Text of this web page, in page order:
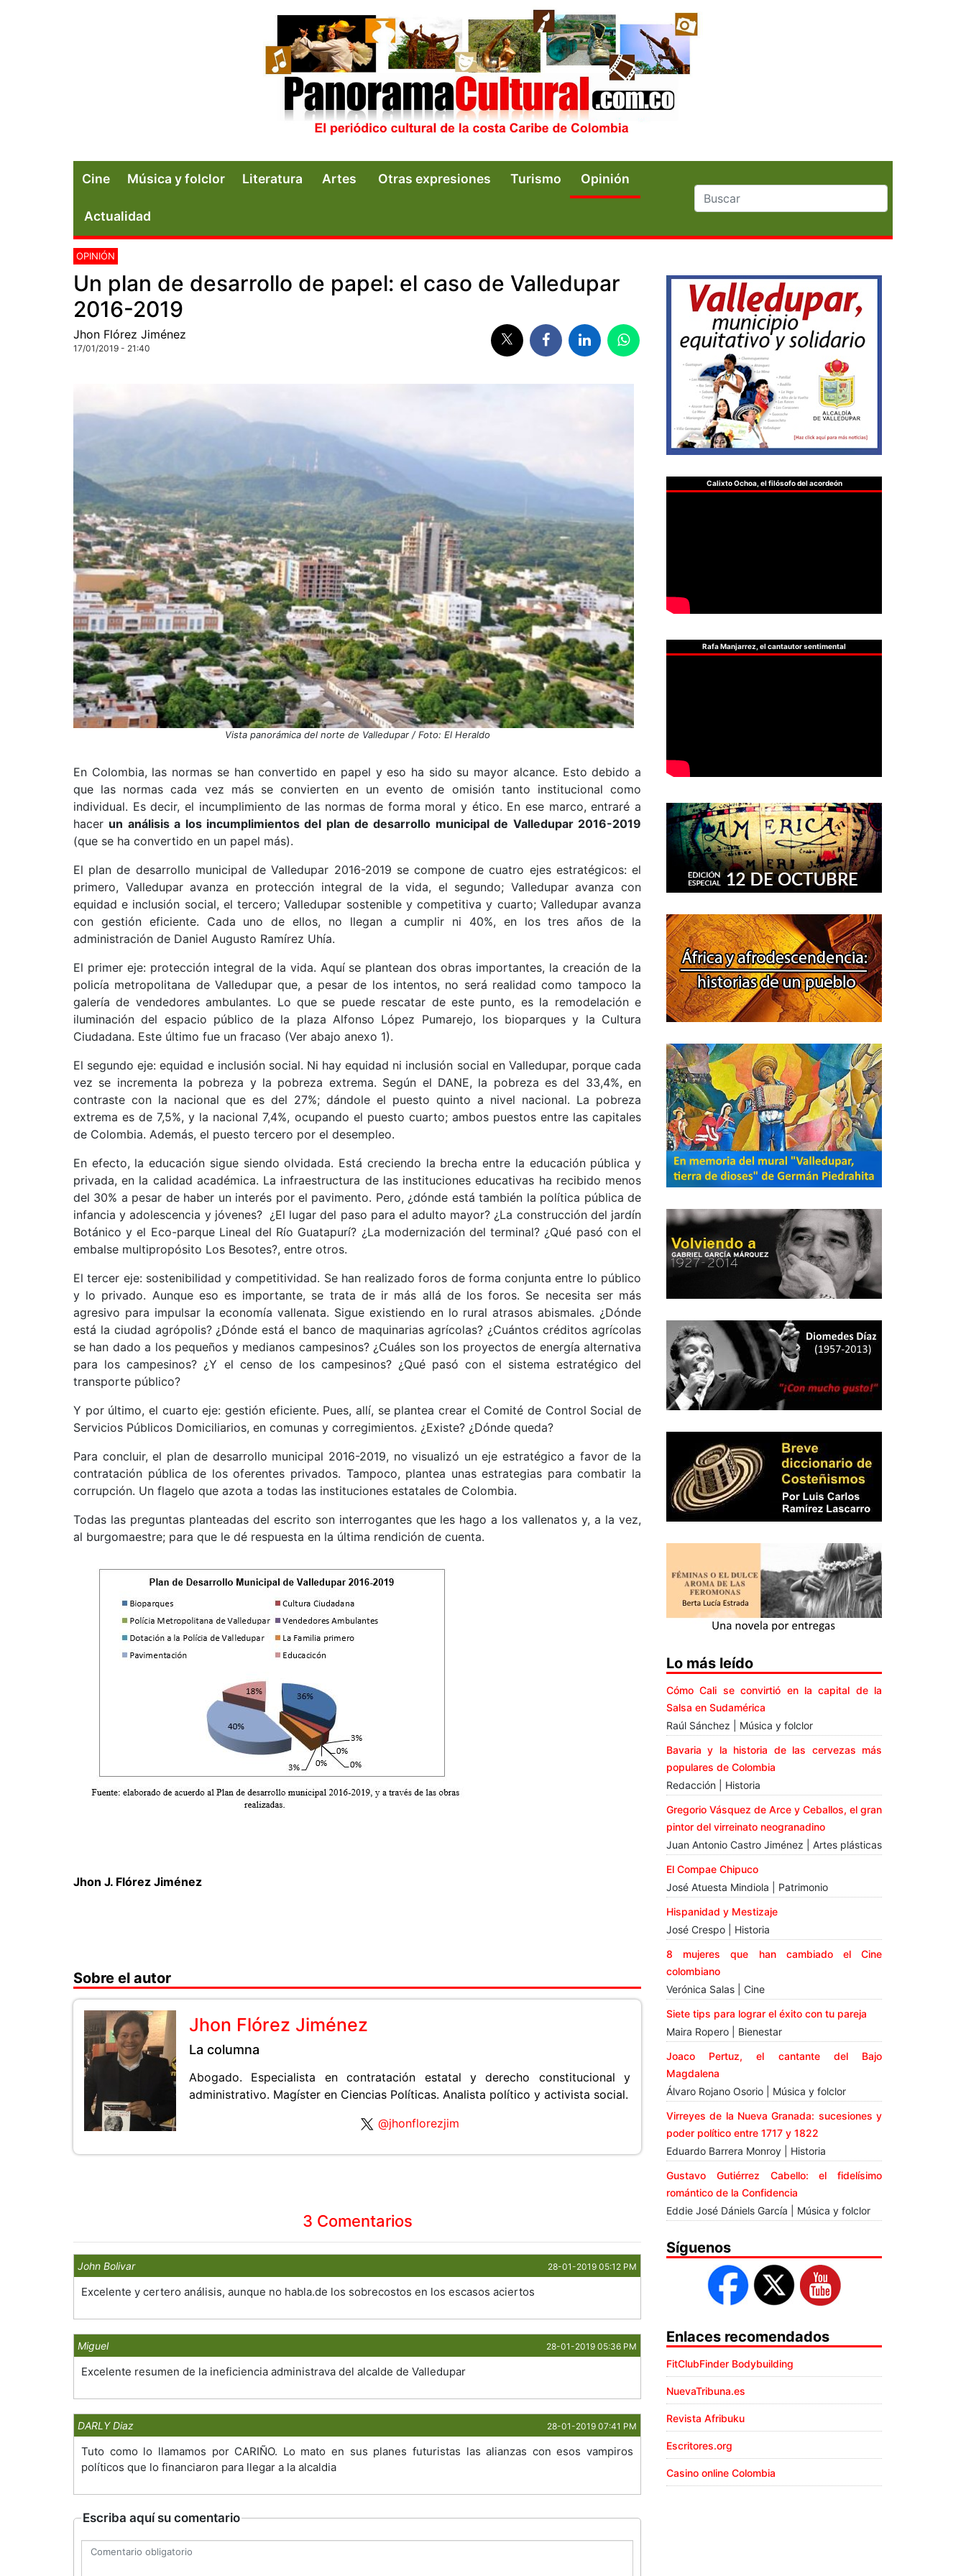
Cine Música y folclor Literatura Artes Otras expresiones Turismo Opinión
Actualidad
OPINIÓN
Un plan de desarrollo de papel: el caso de Valledupar
2016-2019
Jhon Flórez Jiménez
17/01/2019 - 21:40
Vista panorámica del norte de Valledupar / Foto: El Heraldo
En Colombia, las normas se han convertido en papel y eso ha sido su mayor alcance. Esto debido a
que las normas cada vez más se convierten en un evento de omisión tanto institucional como
individual. Es decir, el incumplimiento de las normas de forma moral y ético. En ese marco, entraré a
hacer un análisis a los incumplimientos del plan de desarrollo municipal de Valledupar 2016-2019
(que se ha convertido en un papel más).
El plan de desarrollo municipal de Valledupar 2016-2019 se compone de cuatro ejes estratégicos: el
primero, Valledupar avanza en protección integral de la vida, el segundo; Valledupar avanza con
equidad e inclusión social, el tercero; Valledupar sostenible y competitiva y cuarto; Valledupar avanza
con gestión eficiente. Cada uno de ellos, no llegan a cumplir ni 40%, en los tres años de la
administración de Daniel Augusto Ramírez Uhía.
El primer eje: protección integral de la vida. Aquí se plantean dos obras importantes, la creación de la
policía metropolitana de Valledupar que, a pesar de los intentos, no será realidad como tampoco la
galería de vendedores ambulantes. Lo que se puede rescatar de este punto, es la remodelación e
iluminación del espacio público de la plaza Alfonso López Pumarejo, los bioparques y la Cultura
Ciudadana. Este último fue un fracaso (Ver abajo anexo 1).
El segundo eje: equidad e inclusión social. Ni hay equidad ni inclusión social en Valledupar, porque cada
vez se incrementa la pobreza y la pobreza extrema. Según el DANE, la pobreza es del 33,4%, en
contraste con la nacional que es del 27%; dándole el puesto quinto a nivel nacional. La pobreza
extrema es de 7,5%, y la nacional 7,4%, ocupando el puesto cuarto; ambos puestos entre las capitales
de Colombia. Además, el puesto tercero por el desempleo.
En efecto, la educación sigue siendo olvidada. Está creciendo la brecha entre la educación pública y
privada, en la calidad académica. La infraestructura de las instituciones educativas ha recibido menos
del 30% a pesar de haber un interés por el pavimento. Pero, ¿dónde está también la política pública de
infancia y adolescencia y jóvenes? ¿El lugar del paso para el adulto mayor? ¿La construcción del jardín
Botánico y el Eco-parque Lineal del Río Guatapurí? ¿La modernización del terminal? ¿Qué pasó con el
embalse multipropósito Los Besotes?, entre otros.
El tercer eje: sostenibilidad y competitividad. Se han realizado foros de forma conjunta entre lo público
y lo privado. Aunque eso es importante, se trata de ir más allá de los foros. Se necesita ser más
agresivo para impulsar la economía vallenata. Sigue existiendo en lo rural atrasos abismales. ¿Dónde
está la ciudad agrópolis? ¿Dónde está el banco de maquinarias agrícolas? ¿Cuántos créditos agrícolas
se han dado a los pequeños y medianos campesinos? ¿Cuáles son los proyectos de energía alternativa
para los campesinos? ¿Y el censo de los campesinos? ¿Qué pasó con el sistema estratégico del
transporte público?
Y por último, el cuarto eje: gestión eficiente. Pues, allí, se plantea crear el Comité de Control Social de
Servicios Públicos Domiciliarios, en comunas y corregimientos. ¿Existe? ¿Dónde queda?
Para concluir, el plan de desarrollo municipal 2016-2019, no visualizó un eje estratégico a favor de la
contratación pública de los oferentes privados. Tampoco, plantea unas estrategias para combatir la
corrupción. Un flagelo que azota a todas las instituciones estatales de Colombia.
Todas las preguntas planteadas del escrito son interrogantes que les hago a los vallenatos y, a la vez,
al burgomaestre; para que le dé respuesta en la última rendición de cuenta.
Jhon J. Flórez Jiménez
Sobre el autor
Jhon Flórez Jiménez
La columna
Abogado. Especialista en contratación estatal y derecho constitucional y
administrativo. Magíster en Ciencias Políticas. Analista político y activista social.
@jhonflorezjim
3 Comentarios
John Bolivar 28-01-2019 05:12 PM
Excelente y certero análisis, aunque no habla.de los sobrecostos en los escasos aciertos
Miguel 28-01-2019 05:36 PM
Excelente resumen de la ineficiencia administrava del alcalde de Valledupar
DARLY Diaz 28-01-2019 07:41 PM
Tuto como lo llamamos por CARIÑO. Lo mato en sus planes futuristas las alianzas con esos vampiros
políticos que lo financiaron para llegar a la alcaldia
Escriba aquí su comentario
Calixto Ochoa, el filósofo del acordeón
Rafa Manjarrez, el cantautor sentimental
Lo más leído
Cómo Cali se convirtió en la capital de la
Salsa en Sudamérica
Raúl Sánchez | Música y folclor
Bavaria y la historia de las cervezas más
populares de Colombia
Redacción | Historia
Gregorio Vásquez de Arce y Ceballos, el gran
pintor del virreinato neogranadino
Juan Antonio Castro Jiménez | Artes plásticas
El Compae Chipuco
José Atuesta Mindiola | Patrimonio
Hispanidad y Mestizaje
José Crespo | Historia
8 mujeres que han cambiado el Cine
colombiano
Verónica Salas | Cine
Siete tips para lograr el éxito con tu pareja
Maira Ropero | Bienestar
Joaco Pertuz, el cantante del Bajo
Magdalena
Álvaro Rojano Osorio | Música y folclor
Virreyes de la Nueva Granada: sucesiones y
poder político entre 1717 y 1822
Eduardo Barrera Monroy | Historia
Gustavo Gutiérrez Cabello: el fidelísimo
romántico de la Confidencia
Eddie José Dániels García | Música y folclor
Síguenos
Enlaces recomendados
FitClubFinder Bodybuilding
NuevaTribuna.es
Revista Afribuku
Escritores.org
Casino online Colombia